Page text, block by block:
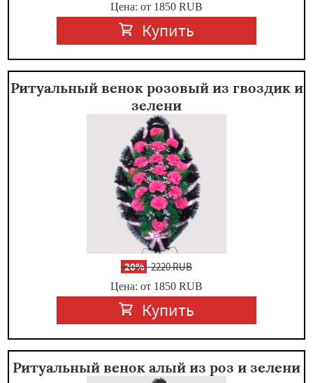
Цена: от 1850 RUB
Купить
Ритуальный венок розовый из гвоздик и
зелени
-20%2220 RUB
Цена: от 1850 RUB
Купить
Ритуальный венок алый из роз и зелени